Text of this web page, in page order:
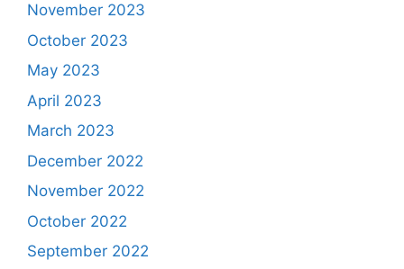
November 2023
October 2023
May 2023
April 2023
March 2023
December 2022
November 2022
October 2022
September 2022